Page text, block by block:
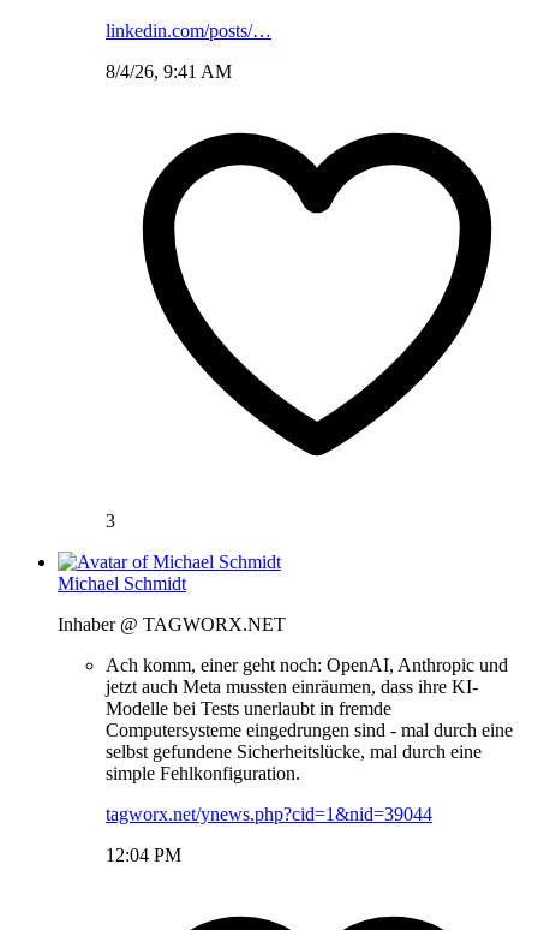
linkedin.com/posts/…
8/4/26, 9:41 AM
3
Michael Schmidt
Inhaber @ TAGWORX.NET
Ach komm, einer geht noch: OpenAI, Anthropic und
jetzt auch Meta mussten einräumen, dass ihre KI-
Modelle bei Tests unerlaubt in fremde
Computersysteme eingedrungen sind - mal durch eine
selbst gefundene Sicherheitslücke, mal durch eine
simple Fehlkonfiguration.
tagworx.net/ynews.php?cid=1&nid=39044
12:04 PM